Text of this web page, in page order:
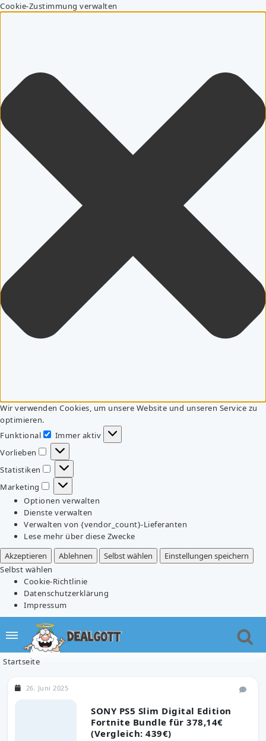
Cookie-Zustimmung verwalten
Wir verwenden Cookies, um unsere Website und unseren Service zu
optimieren.
Funktional
Funktional
Immer aktiv
Vorlieben
Vorlieben
Statistiken
Statistiken
Marketing
Marketing
Optionen verwalten
Dienste verwalten
Verwalten von {vendor_count}-Lieferanten
Lese mehr über diese Zwecke
Akzeptieren
Ablehnen Selbst wählen
Einstellungen speichern
Selbst wählen
Cookie-Richtlinie
Datenschutzerklärung
Impressum
Startseite
SONY PS5 Slim Digital Edition
Fortnite Bundle für 378,14€
(Vergleich: 439€)
26. Juni 2025